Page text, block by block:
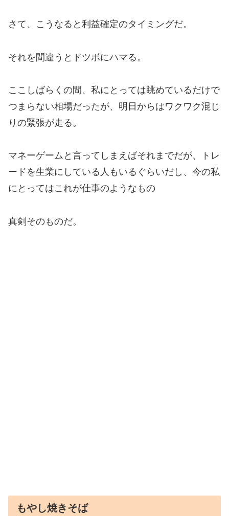
さて、こうなると利益確定のタイミングだ。
それを間違うとドツボにハマる。
ここしばらくの間、私にとっては眺めているだけで
つまらない相場だったが、明日からはワクワク混じ
りの緊張が走る。
マネーゲームと言ってしまえばそれまでだが、トレ
ードを生業にしている人もいるぐらいだし、今の私
にとってはこれが仕事のようなもの
真剣そのものだ。
もやし焼きそば